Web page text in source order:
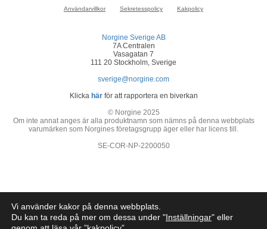
Användarvillkor Sekretesspolicy Kakpolicy
Norgine Sverige AB
7A Centralen
Vasagatan 7
111 20 Stockholm, Sverige
sverige@norgine.com
Klicka härför att rapportera en biverkan
© Norgine 2025
Om inte annat anges är alla produktnamn som nämns på denna webbplats
varumärken som Norgines företagsgrupp äger eller har licens till.
SE-COR-NP-2200050
Vi använder kakor på denna webbplats.
Du kan ta reda på mer om dessa under "Inställningar" eller